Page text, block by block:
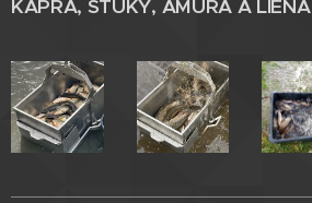
KAPRA, ŠŤUKY, AMURA A LIEŇA